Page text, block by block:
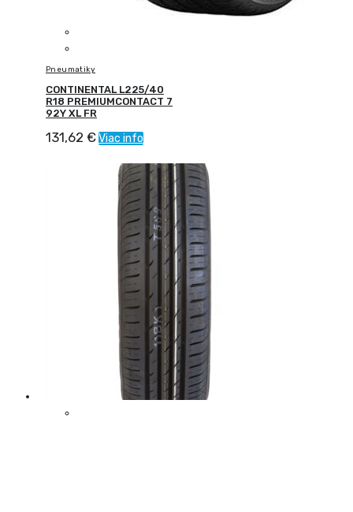
Pneumatiky
CONTINENTAL L225/40
R18 PREMIUMCONTACT 7
92Y XL FR
131,62 €Viac info